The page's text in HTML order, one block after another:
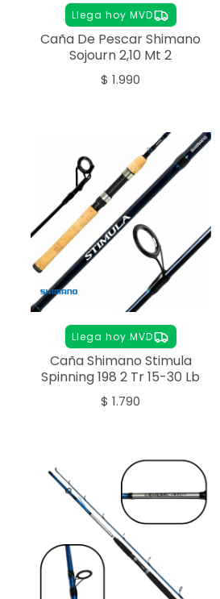
Llega hoy MVD
Caña De Pescar Shimano
Sojourn 2,10 Mt 2
$ 1.990
Llega hoy MVD
Caña Shimano Stimula
Spinning 198 2 Tr 15-30 Lb
$ 1.790